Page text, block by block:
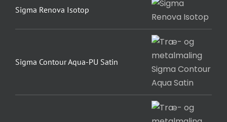
Sigma Renova Isotop
Sigma Contour Aqua-PU Satin